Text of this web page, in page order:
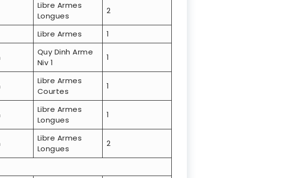
Libre Armes
Longues
2
Libre Armes
1
Quy Dinh Arme
Niv 1
1
Libre Armes
Courtes
1
Libre Armes
Longues
1
Libre Armes
Longues
2